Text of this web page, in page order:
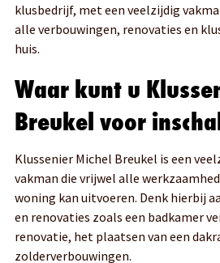
klusbedrijf, met een veelzijdig
alle verbouwingen, renovaties en
huis.
Waar kunt u
Breukel voor
Klussenier Michel Breukel is een
vakman die vrijwel alle
woning kan uitvoeren. Denk hierbij
en renovaties zoals een badkamer
renovatie, het plaatsen van een
zolderverbouwingen.